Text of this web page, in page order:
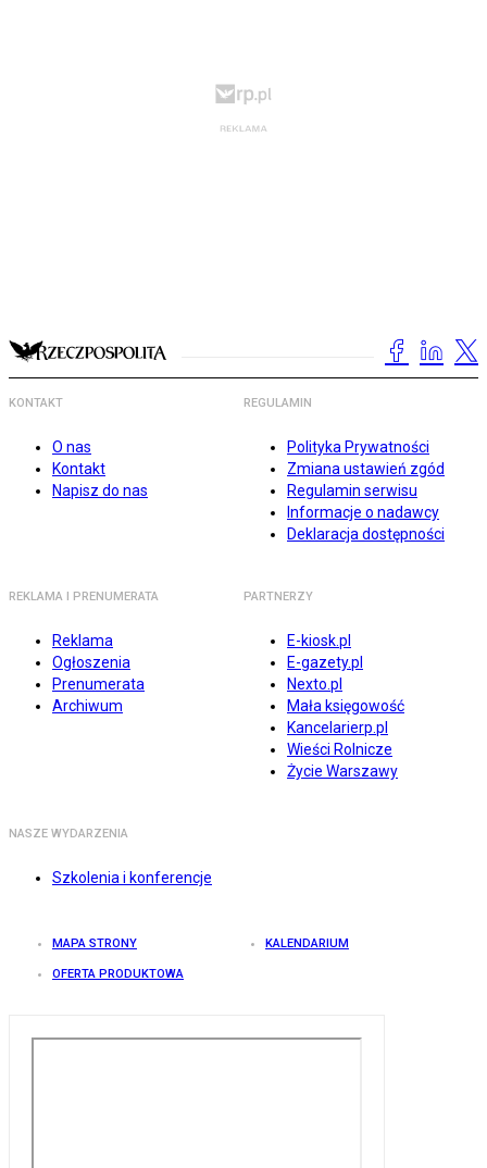
KONTAKT
O nas
Kontakt
Napisz do nas
REGULAMIN
Polityka Prywatności
Zmiana ustawień zgód
Regulamin serwisu
Informacje o nadawcy
Deklaracja dostępności
REKLAMA I PRENUMERATA
Reklama
Ogłoszenia
Prenumerata
Archiwum
PARTNERZY
E-kiosk.pl
E-gazety.pl
Nexto.pl
Mała księgowość
Kancelarierp.pl
Wieści Rolnicze
Życie Warszawy
NASZE WYDARZENIA
Szkolenia i konferencje
MAPA STRONY KALENDARIUM
OFERTA PRODUKTOWA